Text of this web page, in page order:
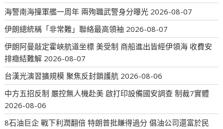
海警南海撞軍艦一周年 兩殉職武警身分曝光 2026-08-07
伊朗總統稱「非常難」聯絡最高領袖 2026-08-07
伊朗阿曼敲定霍峽航道坐標 美受制 商船進出皆經伊領海 收費安
排癥結難解 2026-08-07
台漢光演習擴規模 聚焦反封鎖護航 2026-08-06
中方五招反制 嚴控無人機赴美 啟打印設備國安調查 制裁7實體
2026-08-06
8石油巨企 戰下利潤翻倍 特朗普批賺得過分 倡油公司還富於民